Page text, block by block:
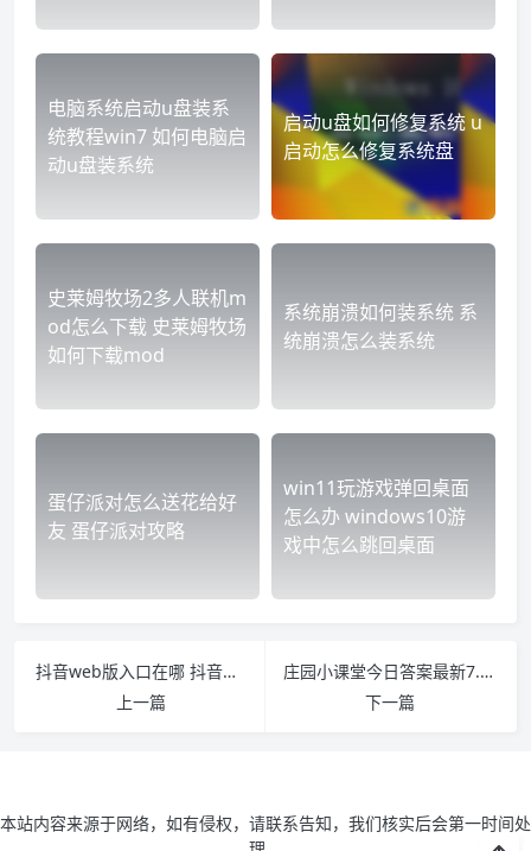
电脑系统启动u盘装系
统教程win7 如何电脑启
动u盘装系统
启动u盘如何修复系统 u
启动怎么修复系统盘
史莱姆牧场2多人联机m
od怎么下载 史莱姆牧场
如何下载mod
系统崩溃如何装系统 系
统崩溃怎么装系统
蛋仔派对怎么送花给好
友 蛋仔派对攻略
win11玩游戏弹回桌面
怎么办 windows10游
戏中怎么跳回桌面
抖音web版入口在哪 抖音应用首页在哪里
上一篇
庄园小课堂今日答案最新7.6 庄园小课堂今日答案最新版
下一篇
本站内容来源于网络，如有侵权，请联系告知，我们核实后会第一时间处